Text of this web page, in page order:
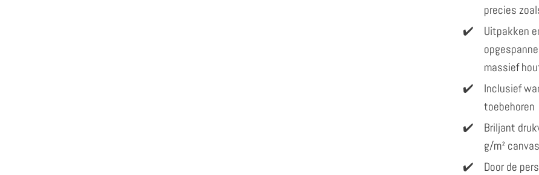
precies
Uitpakken
massief
Inclusief
toebehoren
Briljant
g/m² canvas
Door de